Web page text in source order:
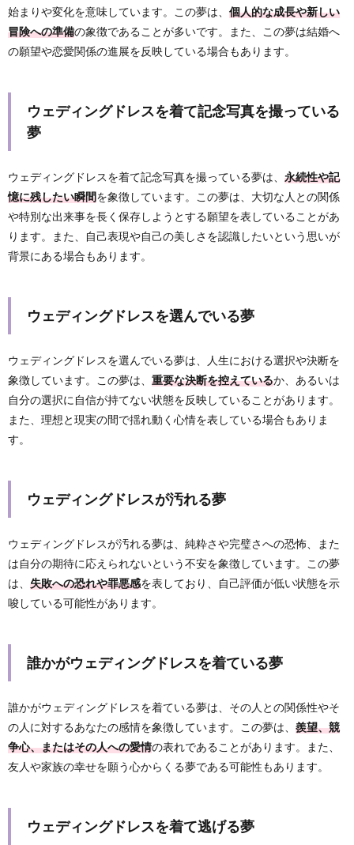
始まりや変化を意味しています。この夢は、 個人的な成長や新しい
冒険への準備の象徴であることが多いです。また、この夢は結婚へ
の願望や恋愛関係の進展を反映している場合もあります。
ウェディングドレスを着て記念写真を撮っている
夢
ウェディングドレスを着て記念写真を撮っている夢は、 永続性や記
憶に残したい瞬間を象徴しています。この夢は、大切な人との関係
や特別な出来事を長く保存しようとする願望を表していることがあ
ります。また、自己表現や自己の美しさを認識したいという思いが
背景にある場合もあります。
ウェディングドレスを選んでいる夢
ウェディングドレスを選んでいる夢は、人生における選択や決断を
象徴しています。この夢は、 重要な決断を控えているか、あるいは
自分の選択に自信が持てない状態を反映していることがあります。
また、理想と現実の間で揺れ動く心情を表している場合もありま
す。
ウェディングドレスが汚れる夢
ウェディングドレスが汚れる夢は、純粋さや完璧さへの恐怖、また
は自分の期待に応えられないという不安を象徴しています。この夢
は、 失敗への恐れや罪悪感を表しており、自己評価が低い状態を示
唆している可能性があります。
誰かがウェディングドレスを着ている夢
誰かがウェディングドレスを着ている夢は、その人との関係性やそ
の人に対するあなたの感情を象徴しています。この夢は、 羨望、競
争心、またはその人への愛情の表れであることがあります。また、
友人や家族の幸せを願う心からくる夢である可能性もあります。
ウェディングドレスを着て逃げる夢